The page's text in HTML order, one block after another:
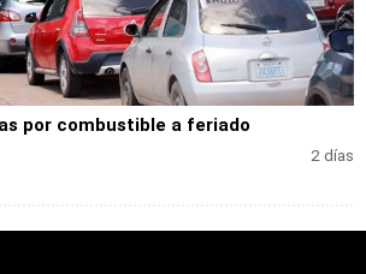
por combustible a feriado
2 días